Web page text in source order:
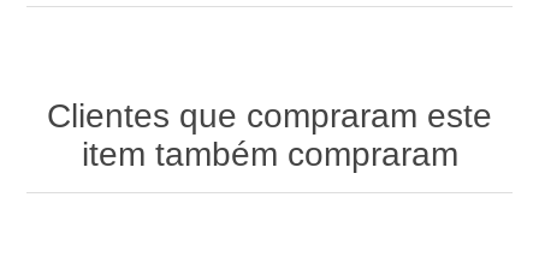
Clientes que compraram este
item também compraram